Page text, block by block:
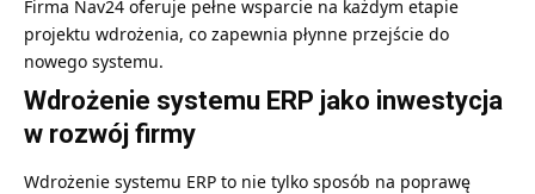
Firma Nav24 oferuje pełne wsparcie na każdym etapie
projektu wdrożenia, co zapewnia płynne przejście do
nowego systemu.
Wdrożenie systemu ERP jako inwestycja
w rozwój firmy
Wdrożenie systemu ERP to nie tylko sposób na poprawę